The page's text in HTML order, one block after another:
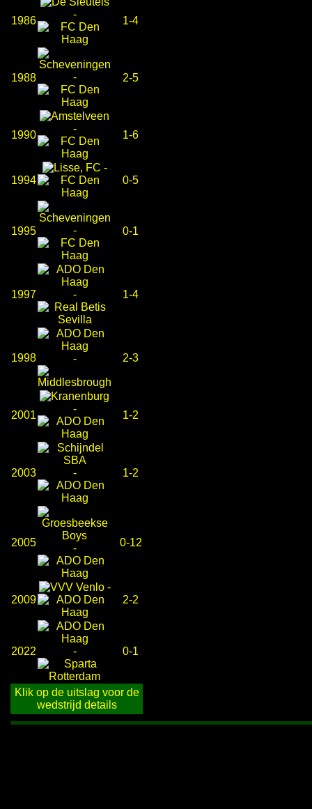
1986
-
1-4
1988 - 2-5
1990
-
1-6
1994
-
0-5
1995 - 0-1
1997 - 1-4
1998 - 2-3
2001
-
1-2
2003 - 1-2
2005 - 0-12
2009
-
2-2
2022 - 0-1
Klik op de uitslag voor de
wedstrijd details